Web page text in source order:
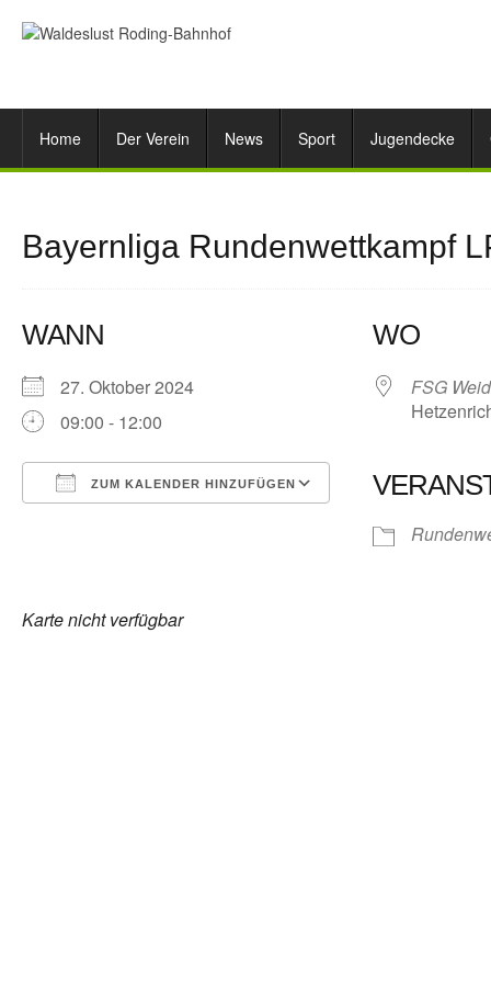
Home Der Verein News Sport Jugendecke
Bayernliga Rundenwettkampf
WANN
27. Oktober 2024
09:00 - 12:00
ZUM KALENDER HINZUFÜGEN
WO
FSG
Karte nicht verfügbar